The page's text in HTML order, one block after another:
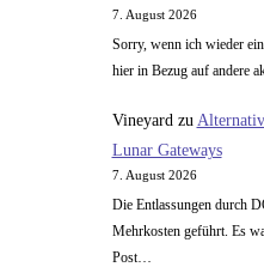
einem
Himmelskörper
Ionentriebwerken
7. August 2026
Sorry, wenn ich wieder
hier in Bezug auf andere
Vineyard zu
Lunar Gateways
7. August 2026
Die Entlassungen durch
Mehrkosten geführt. Es
Post…